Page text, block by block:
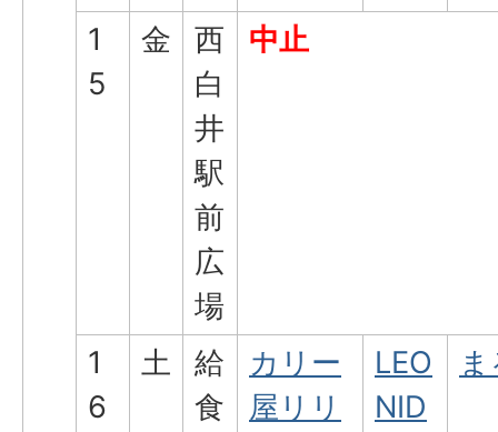
1
5
金
西
白
井
駅
前
広
場
中止
1
6
土
給
食
カリー
屋リリ
LEO
NID